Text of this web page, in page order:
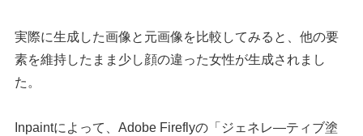
実際に生成した画像と元画像を比較してみると、他の要
素を維持したまま少し顔の違った女性が生成されまし
た。
Inpaintによって、Adobe Fireflyの「ジェネレ―ティブ塗